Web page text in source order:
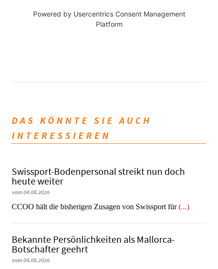
Powered by Usercentrics Consent Management
Platform
DAS KÖNNTE SIE AUCH
INTERESSIEREN
Swissport-Bodenpersonal streikt nun doch
heute weiter
vom 04.08.2026
CCOO hält die bisherigen Zusagen von Swissport für(...)
Bekannte Persönlichkeiten als Mallorca-
Botschafter geehrt
vom 04.08.2026